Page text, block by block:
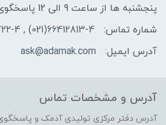
پنجشنبه ها از ساعت 9 الی 12 پاسخگوی شما هستیم.
شماره تماس:
66412813-4(021) , 66953722-4(021)
آدرس ایمیل:
ask@adamak.com
آدرس و مشخصات تماس
آدرس دفتر مرکزی تولیدی آدمک و